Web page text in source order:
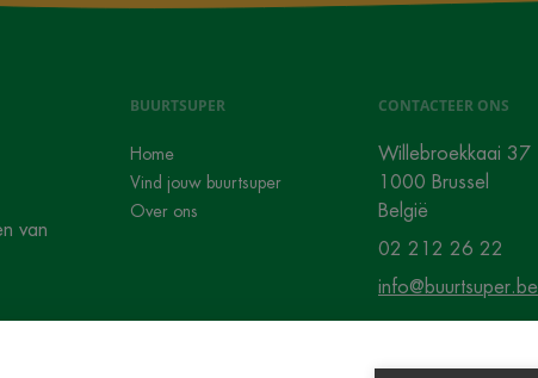
van
BUURTSUPER
Home
Vind jouw buurtsuper
Over ons
CONTACTEER ONS
Willebroekkaai 37
1000 Brussel
België
02 212 26 22
info@buurtsuper.be